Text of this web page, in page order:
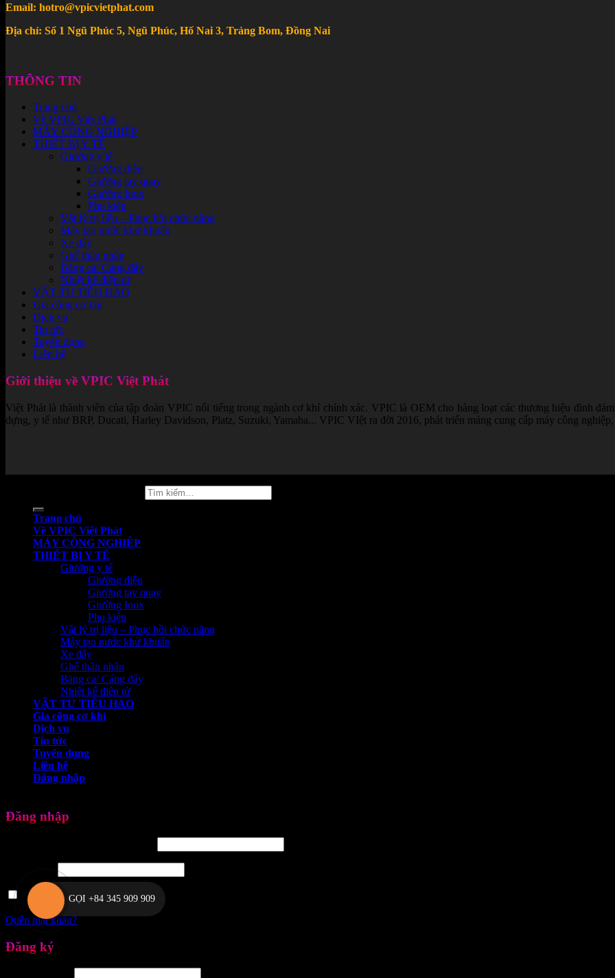
Email: hotro@vpicvietphat.com
Địa chỉ: Số 1 Ngũ Phúc 5, Ngũ Phúc, Hố Nai 3, Trảng Bom, Đồng Nai
THÔNG TIN
Trang chủ
Về VPIC Việt Phát
MÁY CÔNG NGHIỆP
THIẾT BỊ Y TẾ
Giường y tế
Giường điện
Giường tay quay
Giường Inox
Phụ kiện
Vật lý trị liệu – Phục hồi chức năng
Máy tạo nước khử khuẩn
Xe đẩy
Ghế thân nhân
Băng ca/ Cáng đẩy
Nhiệt kế điện tử
VẬT TƯ TIÊU HAO
Gia công cơ khí
Dịch vụ
Tin tức
Tuyển dụng
Liên hệ
Giới thiệu về VPIC Việt Phát
Việt Phát là thành viên của tập đoàn VPIC nổi tiếng trong ngành cơ khí chính xác. VPIC là OEM cho hàng loạt các thương hiệu đình
dựng, y tế như BRP, Ducati, Harley Davidson, Platz, Suzuki, Yamaha... VPIC VIệt ra đời 2016, phát triển mảng cung cấp máy công
Tìm
kiếm:
Trang chủ
Về VPIC Việt Phát
MÁY CÔNG NGHIỆP
THIẾT BỊ Y TẾ
Giường y tế
Giường điện
Giường tay quay
Giường Inox
Phụ kiện
Vật lý trị liệu – Phục hồi chức năng
Máy tạo nước khử khuẩn
Xe đẩy
Ghế thân nhân
Băng ca/ Cáng đẩy
Nhiệt kế điện tử
VẬT TƯ TIÊU HAO
Gia công cơ khí
Dịch vụ
Tin tức
Tuyển dụng
Liên hệ
Đăng nhập
GỌI +84 345 909 909
Đăng nhập
Ghi nhớ mật khẩu Đăng nhập
Quên mật khẩu?
Đăng ký